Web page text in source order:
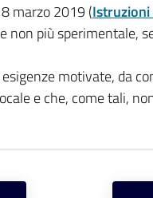
marzo 2019 (
più sperimentale,
motivate, da
e che, come tali,